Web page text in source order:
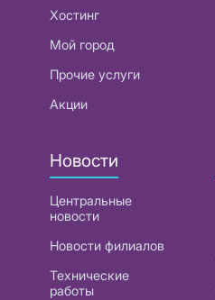
Хостинг
Мой город
Прочие услуги
Акции
Новости
Центральные
новости
Новости филиалов
Технические
работы